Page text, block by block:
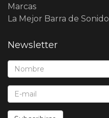
Marcas
La Mejor Barra de Sonido
Newsletter
Nombre*:
E-Mail*: